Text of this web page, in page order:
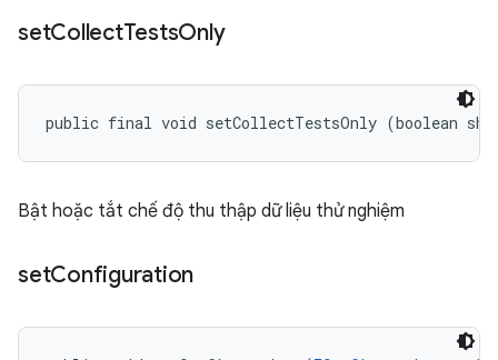
setCollectTestsOnly
public final void setCollectTestsOnly (boolean
Bật hoặc tắt chế độ thu thập dữ liệu thử nghiệm
setConfiguration